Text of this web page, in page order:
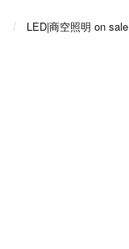
LED|商空照明 on sale